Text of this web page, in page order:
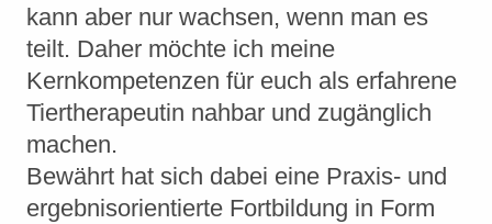
kann aber nur wachsen, wenn man es
teilt. Daher möchte ich meine
Kernkompetenzen für euch als erfahrene
Tiertherapeutin nahbar und zugänglich
machen.
Bewährt hat sich dabei eine Praxis- und
ergebnisorientierte Fortbildung in Form